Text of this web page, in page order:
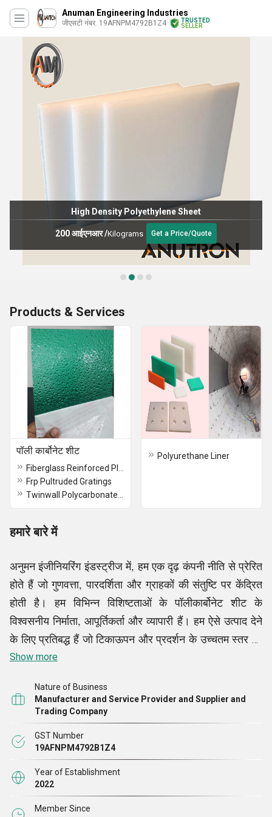
Anuman Engineering Industries
जीएसटी नंबर. 19AFNPM4792B1Z4
TRUSTED
SELLER
High Density Polyethylene Sheet
200 आईएनआर/Kilograms Get a Price/Quote
Products & Services
पॉली कार्बोनेट शीट
Frp Pultruded Gratings
Polyurethane Liner
हमारे बारे में
अनुमन इंजीनियरिंग इंडस्ट्रीज में, हम एक दृढ़ कंपनी नीति से प्रेरित
होते हैं जो गुणवत्ता, पारदर्शिता और ग्राहकों की संतुष्टि पर केंद्रित
होती है। हम विभिन्न विशिष्टताओं के पॉलीकार्बोनेट शीट के
विश्वसनीय निर्माता, आपूर्तिकर्ता और व्यापारी हैं। हम ऐसे उत्पाद देने
के लिए प्रतिबद्ध हैं जो टिकाऊपन और प्रदर्शन के उच्चतम स्तर को
पूरा करते हैं। हमारा नैतिक व्यावसायिक आचरण यह सुनिश्चित
करें, जो विश्वास और आपसी सम्मान पर आधारित हों। जब उद्योग के
रुझान और ग्राहकों की बदलती ज़रूरतों की बात आती है, तो हम
खेल से आगे रहने के लिए निरंतर सुधार में विश्वास करते हैं, अपनी
प्रक्रियाओं को लगातार नया करते रहते हैं। हमारी नीतियां पर्यावरण
की ज़िम्मेदारी पर भी ज़ोर देती हैं, जिससे यह सुनिश्चित होता है कि
हमारी उत्पादन प्रणालियाँ कुशल और पर्यावरण के अनुकूल
Show more
Nature of Business
Manufacturer and Service Provider and Supplier and
Trading Company
GST Number
19AFNPM4792B1Z4
Year of Establishment
2022
Member Since